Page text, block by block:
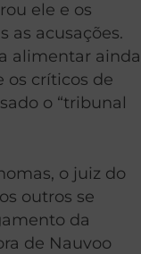
ele e os
as acusações.
alimentar ainda
os críticos de
o “tribunal
o juiz do
outros se
da
de Nauvoo